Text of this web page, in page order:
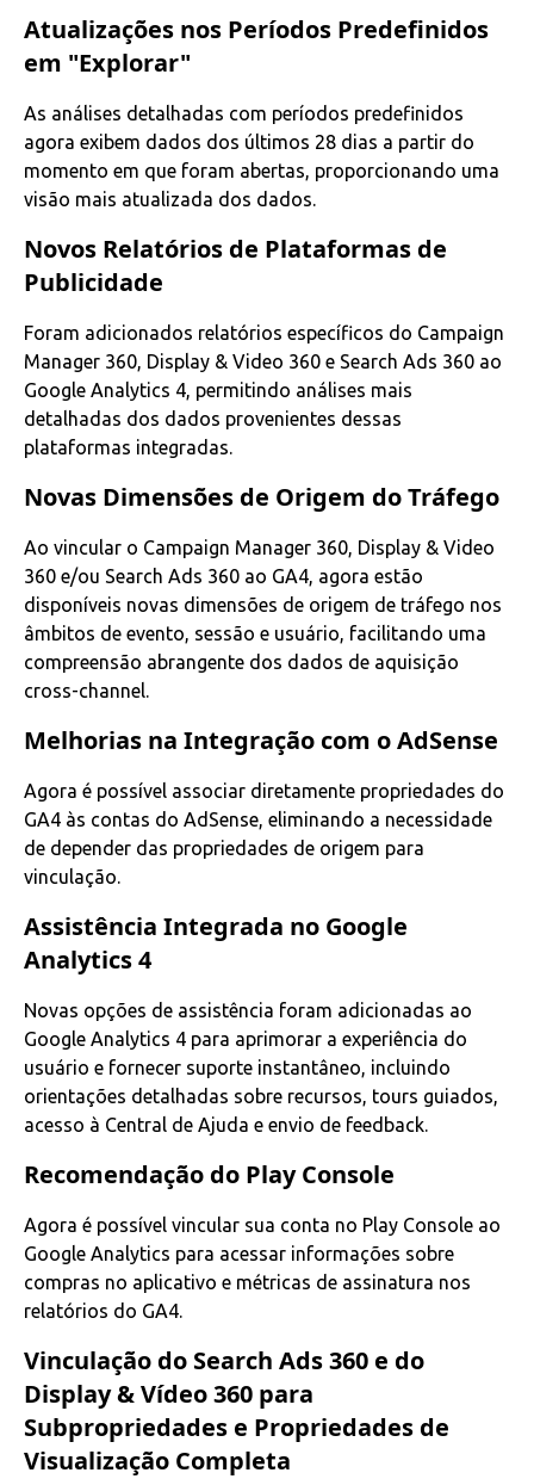
Atualizações nos Períodos Predefinidos
em "Explorar"
As análises detalhadas com períodos predefinidos
agora exibem dados dos últimos 28 dias a partir do
momento em que foram abertas, proporcionando uma
visão mais atualizada dos dados.
Novos Relatórios de Plataformas de
Publicidade
Foram adicionados relatórios específicos do Campaign
Manager 360, Display & Video 360 e Search Ads 360 ao
Google Analytics 4, permitindo análises mais
detalhadas dos dados provenientes dessas
plataformas integradas.
Novas Dimensões de Origem do Tráfego
Ao vincular o Campaign Manager 360, Display & Video
360 e/ou Search Ads 360 ao GA4, agora estão
disponíveis novas dimensões de origem de tráfego nos
âmbitos de evento, sessão e usuário, facilitando uma
compreensão abrangente dos dados de aquisição
cross-channel.
Melhorias na Integração com o AdSense
Agora é possível associar diretamente propriedades do
GA4 às contas do AdSense, eliminando a necessidade
de depender das propriedades de origem para
vinculação.
Assistência Integrada no Google
Analytics 4
Novas opções de assistência foram adicionadas ao
Google Analytics 4 para aprimorar a experiência do
usuário e fornecer suporte instantâneo, incluindo
orientações detalhadas sobre recursos, tours guiados,
acesso à Central de Ajuda e envio de feedback.
Recomendação do Play Console
Agora é possível vincular sua conta no Play Console ao
Google Analytics para acessar informações sobre
compras no aplicativo e métricas de assinatura nos
relatórios do GA4.
Vinculação do Search Ads 360 e do
Display & Vídeo 360 para
Subpropriedades e Propriedades de
Visualização Completa